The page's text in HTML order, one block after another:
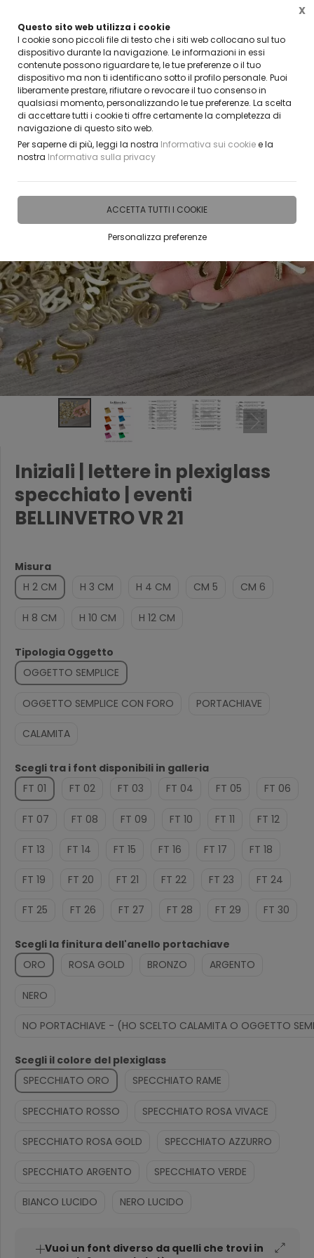
Questo sito web utilizza i cookie
I cookie sono piccoli file di testo che i siti web collocano sul tuo
dispositivo durante la navigazione. Le informazioni in essi
contenute possono riguardare te, le tue preferenze o il tuo
dispositivo ma non ti identificano sotto il profilo personale. Puoi
liberamente prestare, rifiutare o revocare il tuo consenso in
qualsiasi momento, personalizzando le tue preferenze. La scelta
di accettare tutti i cookie ti offre certamente la completezza di
navigazione di questo sito web.
Per saperne di più, leggi la nostra Informativa sui cookiee la
nostra Informativa sulla privacy
ACCETTA TUTTI I COOKIE
Personalizza preferenze
X
CLICCA E SCOPRI I COUPON ATTIVI ADESSO
Home IDEE E REGALI PERSONALIZZABILI INIZIALI LETTERE DECORATIVE
Iniziali | lettere in plexiglass
specchiato | eventi
BELLINVETRO VR 21
Misura
H 2 CM
H 3 CM H 4 CM CM 5 CM 6
H 8 CM H 10 CM H 12 CM
Tipologia Oggetto
OGGETTO SEMPLICE
OGGETTO SEMPLICE CON FORO PORTACHIAVE
CALAMITA
Scegli tra i font disponibili in galleria
FT 01
FT 02 FT 03 FT 04 FT 05 FT 06
FT 07 FT 08 FT 09 FT 10 FT 11 FT 12
FT 13 FT 14 FT 15 FT 16 FT 17 FT 18
FT 19 FT 20 FT 21 FT 22 FT 23 FT 24
FT 25 FT 26 FT 27 FT 28 FT 29 FT 30
Scegli la finitura dell'anello portachiave
ORO
ROSA GOLD BRONZO ARGENTO
NERO
NO PORTACHIAVE - (HO SCELTO CALAMITA O OGGETTO
Scegli il colore del plexiglass
SPECCHIATO ORO
SPECCHIATO RAME
SPECCHIATO ROSSO SPECCHIATO ROSA VIVACE
SPECCHIATO ROSA GOLD SPECCHIATO AZZURRO
SPECCHIATO ARGENTO SPECCHIATO VERDE
BIANCO LUCIDO NERO LUCIDO
Vuoi un font diverso da quelli che trovi in